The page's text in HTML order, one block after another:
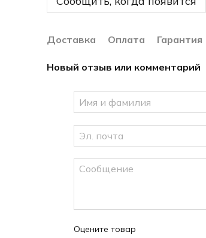
Доставка Оплата Гарантия
Новый отзыв или комментарий
Оцените товар